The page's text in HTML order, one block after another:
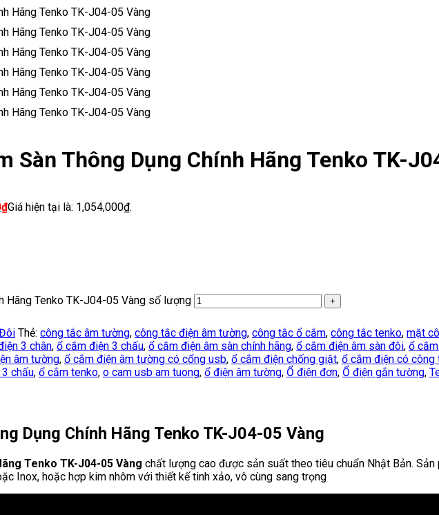
Sàn Thông Dụng Chính Hãng Tenko TK-
₫Giá hiện tại là: 1,054,000₫.
Hãng Tenko TK-J04-05 Vàng số lượng
Thẻ: công tắc âm tường, công tắc điện âm tường, công tắc ổ cắm, công tắc tenko, mặt
3 chân, ổ cắm điện 3 chấu, ổ cắm điện âm sàn chính hãng, ổ cắm điện âm sàn đôi, ổ
âm tường, ổ cắm điện âm tường có cổng usb, ổ cắm điện chống giật, ổ cắm điện có công
chấu, ổ cắm tenko, o cam usb am tuong, ổ điện âm tường, Ổ điện đơn, Ổ điện gắn tường,
Dụng Chính Hãng Tenko TK-J04-05 Vàng
Tenko TK-J04-05 Vàng chất lượng cao được sản suất theo tiêu chuẩn Nhật Bản. Sản
Inox, hoặc hợp kim nhôm với thiết kế tinh xảo, vô cùng sang trọng